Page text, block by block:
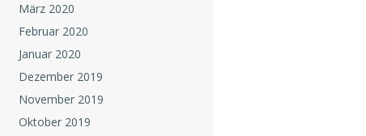
März 2020
Februar 2020
Januar 2020
Dezember 2019
November 2019
Oktober 2019